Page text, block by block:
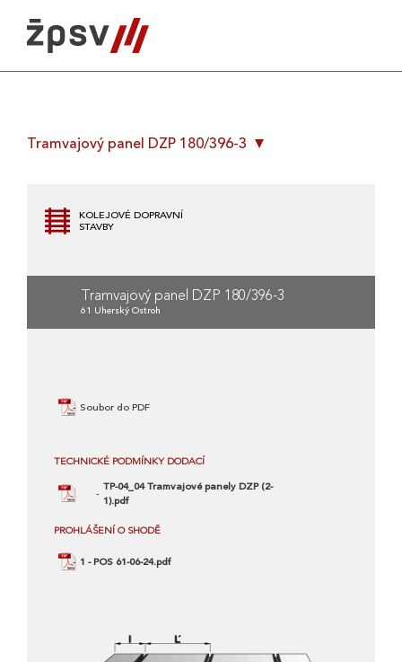
content
Tramvajový panel DZP 180/396-3
KOLEJOVÉ DOPRAVNÍ
STAVBY
Tramvajový panel DZP 180/396-3
61 Uherský Ostroh
Soubor do PDF
TECHNICKÉ PODMÍNKY DODACÍ
TP-04_04 Tramvajové panely DZP (2-
1).pdf
PROHLÁŠENÍ O SHODĚ
1 - POS 61-06-24.pdf